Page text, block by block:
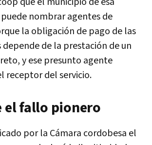
nombrar agentes de
la obligación de pago de las
depende de la prestación de un
y ese presunto agente
receptor del servicio.
el fallo pionero
por la Cámara cordobesa el